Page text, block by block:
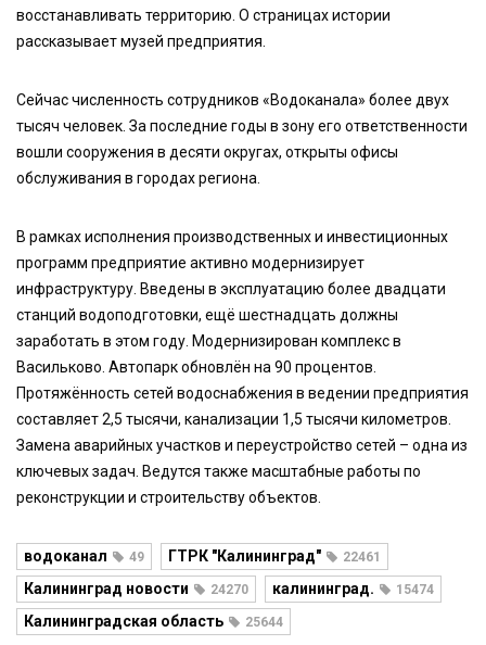
восстанавливать территорию. О страницах истории
рассказывает музей предприятия.
Сейчас численность сотрудников «Водоканала» более двух
тысяч человек. За последние годы в зону его ответственности
вошли сооружения в десяти округах, открыты офисы
обслуживания в городах региона.
В рамках исполнения производственных и инвестиционных
программ предприятие активно модернизирует
инфраструктуру. Введены в эксплуатацию более двадцати
станций водоподготовки, ещё шестнадцать должны
заработать в этом году. Модернизирован комплекс в
Васильково. Автопарк обновлён на 90 процентов.
Протяжённость сетей водоснабжения в ведении предприятия
составляет 2,5 тысячи, канализации 1,5 тысячи километров.
Замена аварийных участков и переустройство сетей – одна из
ключевых задач. Ведутся также масштабные работы по
реконструкции и строительству объектов.
водоканал 49 ГТРК "Калининград" 22461
Калининград новости 24270 калининград. 15474
Калининградская область 25644